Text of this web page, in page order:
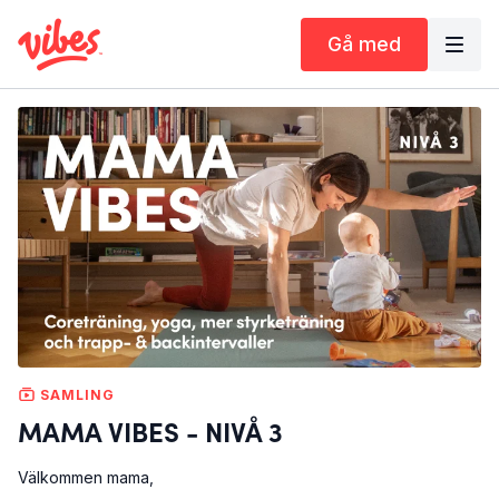
Gå med
SAMLING
MAMA VIBES - NIVÅ 3
Välkommen mama,